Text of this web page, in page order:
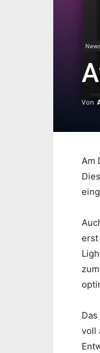
Von
Am
erst
voll